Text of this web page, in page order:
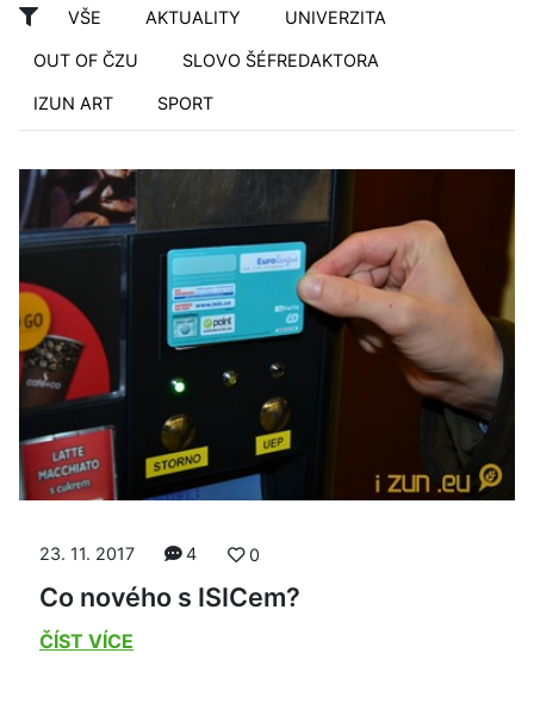
VŠE AKTUALITY UNIVERZITA
OUT OF ČZU SLOVO ŠÉFREDAKTORA
IZUN ART SPORT
23. 11. 2017 4 0
Co nového s ISICem?
ČÍST VÍCE